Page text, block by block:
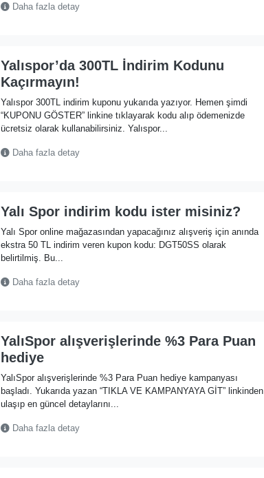
Daha fazla detay
Yalıspor’da 300TL İndirim Kodunu
Kaçırmayın!
Yalıspor 300TL indirim kuponu yukarıda yazıyor. Hemen şimdi
“KUPONU GÖSTER” linkine tıklayarak kodu alıp ödemenizde
ücretsiz olarak kullanabilirsiniz. Yalıspor...
Daha fazla detay
Yalı Spor indirim kodu ister misiniz?
Yalı Spor online mağazasından yapacağınız alışveriş için anında
ekstra 50 TL indirim veren kupon kodu: DGT50SS olarak
belirtilmiş. Bu...
Daha fazla detay
YalıSpor alışverişlerinde %3 Para Puan
hediye
YalıSpor alışverişlerinde %3 Para Puan hediye kampanyası
başladı. Yukarıda yazan “TIKLA VE KAMPANYAYA GİT” linkinden
ulaşıp en güncel detaylarını...
Daha fazla detay